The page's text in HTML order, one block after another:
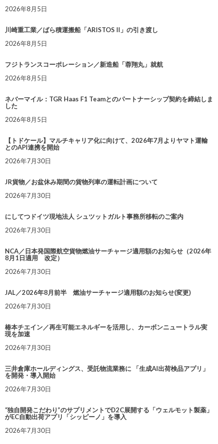
2026年8月5日
川崎重工業／ばら積運搬船「ARISTOS II」の引き渡し
2026年8月5日
フジトランスコーポレーション／新造船「蓉翔丸」就航
2026年8月5日
ネバーマイル：TGR Haas F1 Teamとのパートナーシップ契約を締結しま
した
2026年8月5日
【トドケール】マルチキャリア化に向けて、2026年7月よりヤマト運輸
とのAPI連携を開始
2026年7月30日
JR貨物／お盆休み期間の貨物列車の運転計画について
2026年7月30日
にしてつドイツ現地法人 シュツットガルト事務所移転のご案内
2026年7月30日
NCA／日本発国際航空貨物燃油サーチャージ適用額のお知らせ（2026年
8月1日適用 改定）
2026年7月30日
JAL／2026年8月前半 燃油サーチャージ適用額のお知らせ(変更)
2026年7月30日
椿本チエイン／再生可能エネルギーを活用し、カーボンニュートラル実
現を加速
2026年7月30日
三井倉庫ホールディングス、受託物流業務に 「生成AI出荷検品アプリ」
を開発・導入開始
2026年7月30日
“独自開発こだわり”のサプリメントでD2C展開する「ウェルモット製薬」
がEC自動出荷アプリ「シッピーノ」を導入
2026年7月30日